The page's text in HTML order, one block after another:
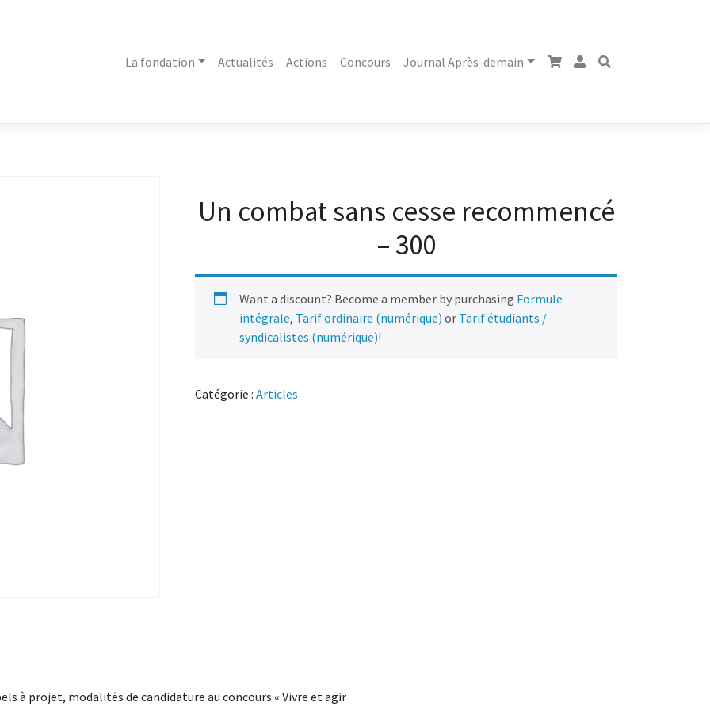
La fondation Actualités Actions Concours Journal Après-demain
Un combat sans cesse recommencé
– 300
Want a discount? Become a member by purchasing Formule
intégrale, Tarif ordinaire (numérique) or Tarif étudiants /
syndicalistes (numérique)!
Catégorie :Articles
à projet, modalités de candidature au concours « Vivre et agir